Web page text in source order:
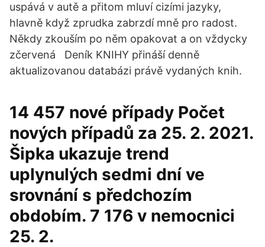
uspává v autě a přitom mluví cizími jazyky,
hlavně když zprudka zabrzdí mně pro radost.
Někdy zkouším po něm opakovat a on vždycky
zčervená Deník KNIHY přináší denně
aktualizovanou databázi právě vydaných knih.
14 457 nové případy Počet
nových případů za 25. 2. 2021.
Šipka ukazuje trend
uplynulých sedmi dní ve
srovnání s předchozím
obdobím. 7 176 v nemocnici
25. 2.